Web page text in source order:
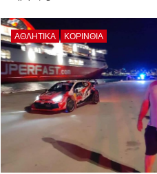
ΑΘΛΗΤΙΚΑ ΚΟΡΙΝΘΊΑ